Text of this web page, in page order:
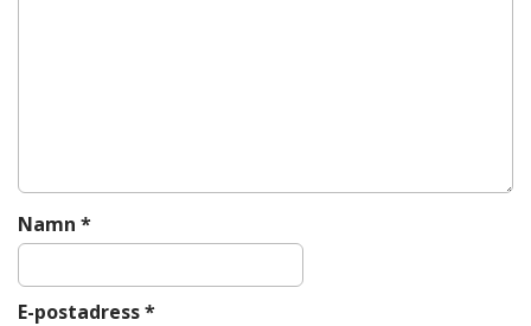
n
Namn *
E-postadress*